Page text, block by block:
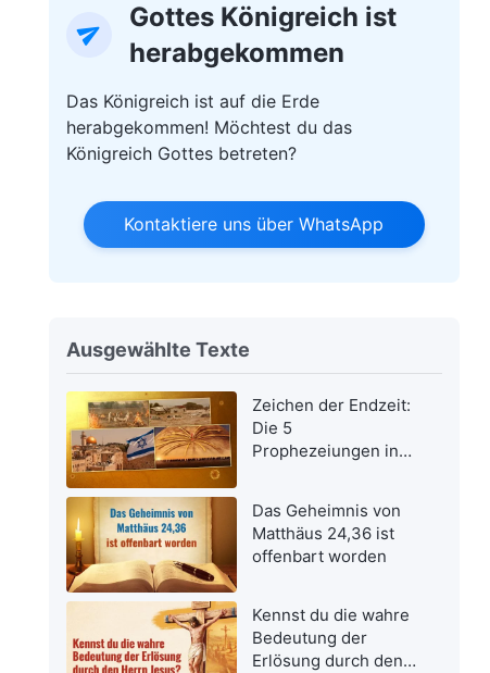
Gottes Königreich ist
herabgekommen
Das Königreich ist auf die Erde
herabgekommen! Möchtest du das
Königreich Gottes betreten?
Kontaktiere uns über WhatsApp
Ausgewählte Texte
Zeichen der Endzeit:
Die 5
Prophezeiungen in
Herrn Jesus wurden
erfüllt
Das Geheimnis von
Matthäus 24,36 ist
offenbart worden
Kennst du die wahre
Bedeutung der
Erlösung durch den